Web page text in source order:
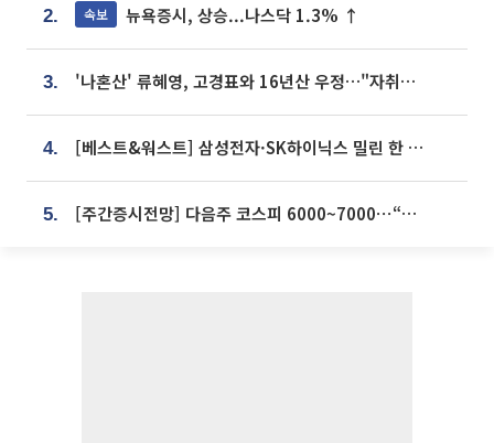
2. 속보 뉴욕증시, 상승...나스닥 1.3% ↑
3. '나혼산' 류혜영, 고경표와 16년산 우정…"자취방서 부모님과 마주쳐"
4. [베스트&워스트] 삼성전자·SK하이닉스 밀린 한 주…상상인증권은 85% 급등
5. [주간증시전망] 다음주 코스피 6000~7000⋯“外人 수급은 정책이 변수”